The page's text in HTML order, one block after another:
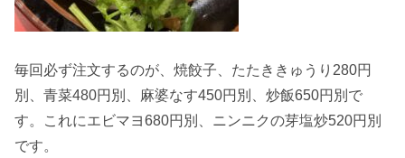
毎回必ず注文するのが、焼餃子、たたききゅうり280円
別、青菜480円別、麻婆なす450円別、炒飯650円別で
す。これにエビマヨ680円別、ニンニクの芽塩炒520円別
です。